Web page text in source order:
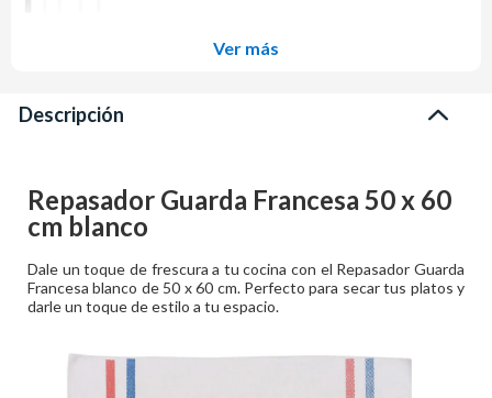
Ver más
Descripción
Repasador Guarda Francesa 50 x 60
cm blanco
Dale un toque de frescura a tu cocina con el Repasador Guarda
Francesa blanco de 50 x 60 cm. Perfecto para secar tus platos y
darle un toque de estilo a tu espacio.